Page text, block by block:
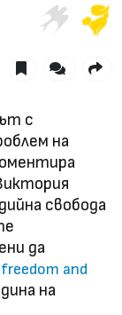
с
на
свобода
да
and
на